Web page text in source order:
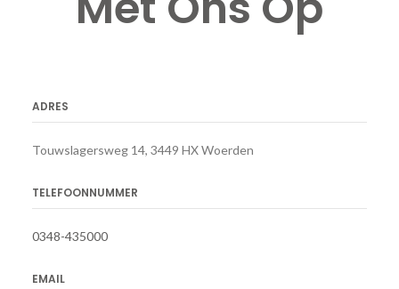
ADRES
Touwslagersweg 14, 3449 HX Woerden
TELEFOONNUMMER
0348-435000
EMAIL